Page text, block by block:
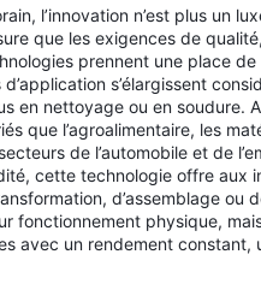
l’innovation n’est plus un
que les exigences de
prennent une place
s’élargissent
en nettoyage ou en soudure.
que l’agroalimentaire, les
de l’automobile et de
cette technologie offre aux
d’assemblage ou
fonctionnement physique,
avec un rendement constant,